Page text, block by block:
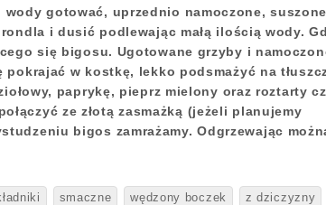
gotować, uprzednio namoczone,
i dusić podlewając małą ilością wody.
się bigosu. Ugotowane grzyby i
w kostkę, lekko podsmażyć na
paprykę, pieprz mielony oraz roztarty
ze złotą zasmażką (jeżeli planujemy
bigos zamrażamy. Odgrzewając
smaczne wędzony boczek z dziczyzny